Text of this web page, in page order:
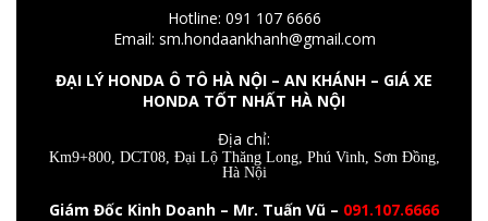
Hotline: 091 107 6666
Email: sm.hondaankhanh@gmail.com
ĐẠI LÝ HONDA Ô TÔ HÀ NỘI – AN KHÁNH – GIÁ XE
HONDA TỐT NHẤT HÀ NỘI
Địa chỉ:
Km9+800, DCT08, Đại Lộ Thăng Long, Phú Vinh, Sơn Đồng,
Hà Nội
Giám Đốc Kinh Doanh – Mr. Tuấn Vũ – 091.107.6666